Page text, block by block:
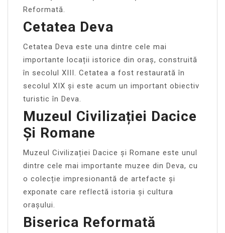
Reformată.
Cetatea Deva
Cetatea Deva este una dintre cele mai
importante locații istorice din oraș, construită
în secolul XIII. Cetatea a fost restaurată în
secolul XIX și este acum un important obiectiv
turistic în Deva.
Muzeul Civilizației Dacice
Și Romane
Muzeul Civilizației Dacice și Romane este unul
dintre cele mai importante muzee din Deva, cu
o colecție impresionantă de artefacte și
exponate care reflectă istoria și cultura
orașului.
Biserica Reformată